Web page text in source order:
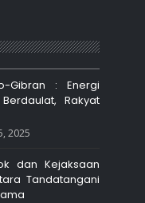
Gibran : Energi
Rakyat
2025
dan Kejaksaan
Tandatangani